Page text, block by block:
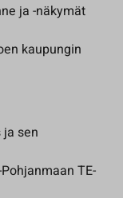
ja -näkymät
kaupungin
sen
TE-